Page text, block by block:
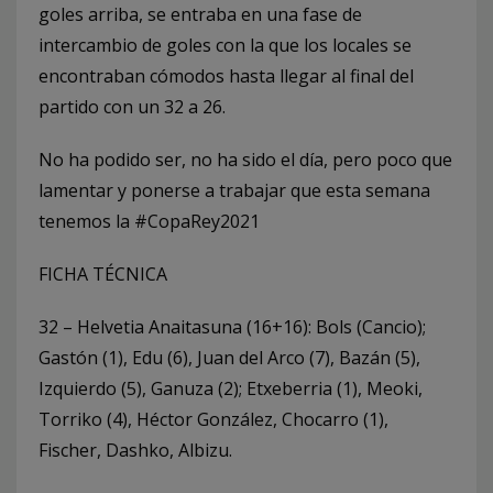
goles arriba, se entraba en una fase de
intercambio de goles con la que los locales se
encontraban cómodos hasta llegar al final del
partido con un 32 a 26.
No ha podido ser, no ha sido el día, pero poco que
lamentar y ponerse a trabajar que esta semana
tenemos la #CopaRey2021
FICHA TÉCNICA
32 – Helvetia Anaitasuna (16+16): Bols (Cancio);
Gastón (1), Edu (6), Juan del Arco (7), Bazán (5),
Izquierdo (5), Ganuza (2); Etxeberria (1), Meoki,
Torriko (4), Héctor González, Chocarro (1),
Fischer, Dashko, Albizu.